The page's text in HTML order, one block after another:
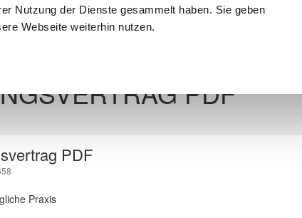
Nutzung der Dienste gesammelt haben. Sie geben
Webseite weiterhin nutzen.
Center Existenzgründung Gastro-Spezial
PDF
PDF
Praxis